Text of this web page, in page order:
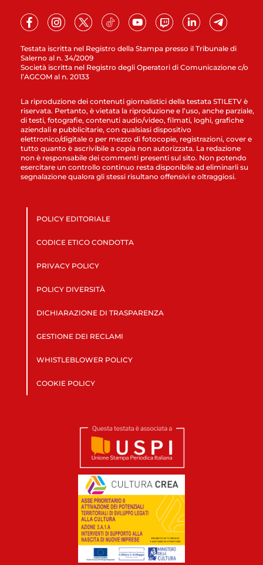
Testata iscritta nel Registro della Stampa presso il Tribunale di
Salerno al n. 34/2009
Società iscritta nel Registro degli Operatori di Comunicazione c/o
l’AGCOM al n. 20133
La riproduzione dei contenuti giornalistici della testata STILETV è
riservata. Pertanto, è vietata la riproduzione e l’uso, anche parziale,
di testi, fotografie, contenuti audio/video, filmati, loghi, grafiche
aziendali e pubblicitarie, con qualsiasi dispositivo
elettronico/digitale o per mezzo di fotocopie, registrazioni, cover e
tutto quanto è ascrivibile a copia non autorizzata. La redazione
non è responsabile dei commenti presenti sul sito. Non potendo
esercitare un controllo continuo resta disponibile ad eliminarli su
segnalazione qualora gli stessi risultano offensivi e oltraggiosi.
POLICY EDITORIALE
CODICE ETICO CONDOTTA
PRIVACY POLICY
POLICY DIVERSITÀ
DICHIARAZIONE DI TRASPARENZA
GESTIONE DEI RECLAMI
WHISTLEBLOWER POLICY
COOKIE POLICY